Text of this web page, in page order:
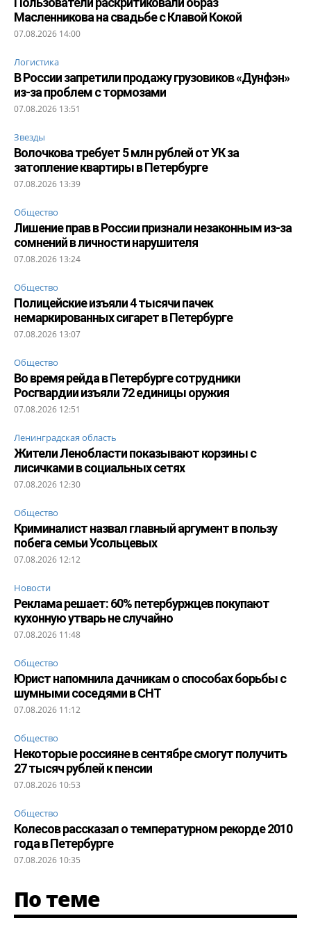
Масленникова на свадьбе с Клавой Кокой
07.08.2026 14:00
Логистика
В России запретили продажу грузовиков «Дунфэн»
из-за проблем с тормозами
07.08.2026 13:51
Звезды
Волочкова требует 5 млн рублей от УК за
затопление квартиры в Петербурге
07.08.2026 13:39
Общество
Лишение прав в России признали незаконным из-за
сомнений в личности нарушителя
07.08.2026 13:24
Общество
Полицейские изъяли 4 тысячи пачек
немаркированных сигарет в Петербурге
07.08.2026 13:07
Общество
Во время рейда в Петербурге сотрудники
Росгвардии изъяли 72 единицы оружия
07.08.2026 12:51
Ленинградская область
Жители Ленобласти показывают корзины с
лисичками в социальных сетях
07.08.2026 12:30
Общество
Криминалист назвал главный аргумент в пользу
побега семьи Усольцевых
07.08.2026 12:12
Новости
Реклама решает: 60% петербуржцев покупают
кухонную утварь не случайно
07.08.2026 11:48
Общество
Юрист напомнила дачникам о способах борьбы с
шумными соседями в СНТ
07.08.2026 11:12
Общество
Некоторые россияне в сентябре смогут получить
27 тысяч рублей к пенсии
07.08.2026 10:53
Общество
Колесов рассказал о температурном рекорде 2010
года в Петербурге
07.08.2026 10:35
По теме